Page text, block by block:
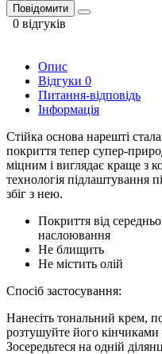
Повідомити
0 відгуків
Опис
Відгуки 0
Питання-відповідь
Інформація
Стійка основа нарешті
покриття тепер супер-
міцним і виглядає краще з
технологія підлаштування
збіг з нею.
Покриття від
наслоювання
Не блищить
Не містить олій
Спосіб застосування:
Нанесіть тональний крем,
розтушуйте його
Зосередьтеся на одній